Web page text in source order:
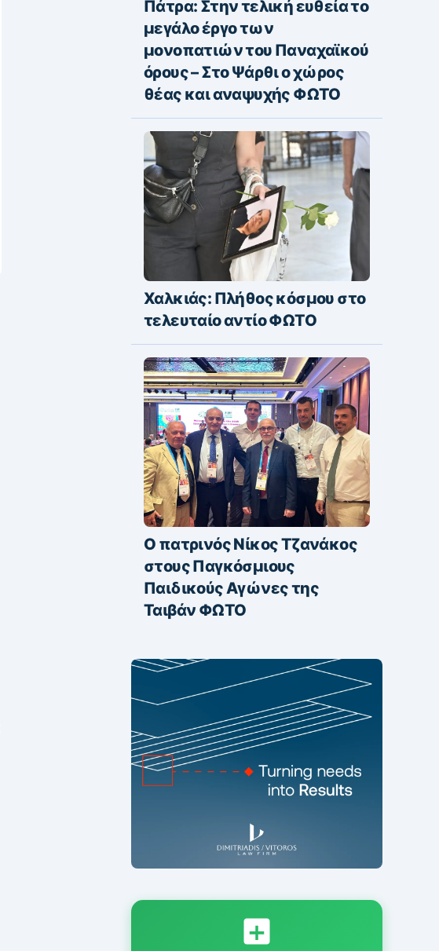
Πάτρα: Στην τελική ευθεία το
μεγάλο έργο των
μονοπατιών του Παναχαϊκού
όρους – Στο Ψάρθι ο χώρος
θέας και αναψυχής ΦΩΤΟ
Χαλκιάς: Πλήθος κόσμου στο
τελευταίο αντίο ΦΩΤΟ
Ο πατρινός Νίκος Τζανάκος
στους Παγκόσμιους
Παιδικούς Αγώνες της
Ταιβάν ΦΩΤΟ